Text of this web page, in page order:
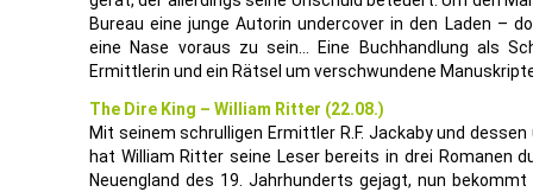
Bureau eine junge Autorin undercover in den Laden –
eine Nase voraus zu sein… Eine Buchhandlung als
Ermittlerin und ein Rätsel um verschwundene
The Dire King – William Ritter (22.08.)
Mit seinem schrulligen Ermittler R.F. Jackaby und
hat William Ritter seine Leser bereits in drei Romanen
Neuengland des 19. Jahrhunderts gejagt, nun